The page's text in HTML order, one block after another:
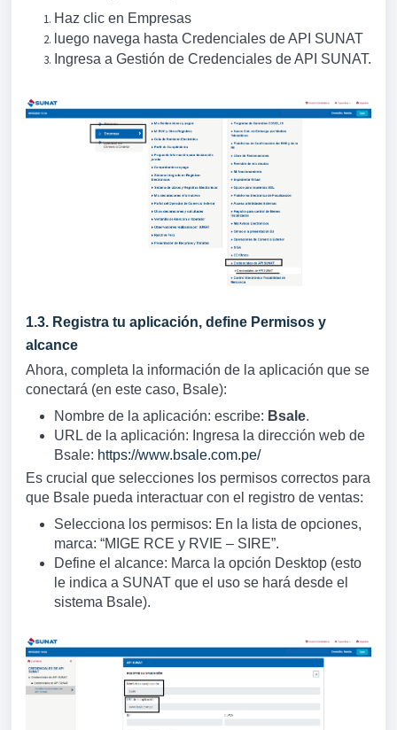
Haz clic en Empresas
luego navega hasta Credenciales de API SUNAT
Ingresa a Gestión de Credenciales de API SUNAT.
1.3. Registra tu aplicación, define Permisos y
alcance
Ahora, completa la información de la aplicación que se
conectará (en este caso, Bsale):
Nombre de la aplicación: escribe: Bsale.
URL de la aplicación: Ingresa la dirección web de
Bsale: https://www.bsale.com.pe/
Es crucial que selecciones los permisos correctos para
que Bsale pueda interactuar con el registro de ventas:
Selecciona los permisos: En la lista de opciones,
marca: “MIGE RCE y RVIE – SIRE”.
Define el alcance: Marca la opción Desktop (esto
le indica a SUNAT que el uso se hará desde el
sistema Bsale).